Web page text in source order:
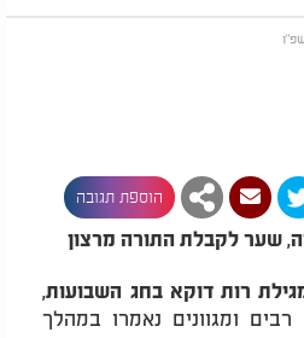
הוספת תגובה
שער לקבלת התורה מרצון
רות דוקא בחג השבועות,
ומגוונים נאמרו במהלך